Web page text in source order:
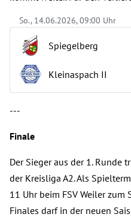
So., 14.06.2026, 09:00 Uhr
Spiegelberg
Kleinaspach II
---
Finale
Der Sieger aus der 1. Runde
der Kreisliga A2. Als
11 Uhr beim FSV Weiler zum
Finales darf in der neuen